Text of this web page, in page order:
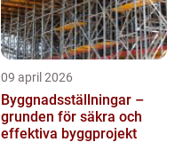
09 april 2026
Byggnadsställningar –
grunden för säkra och
effektiva byggprojekt